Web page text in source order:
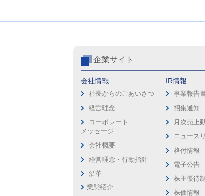
企業サイト
会社情報
社長からのごあいさつ
経営理念
コーポレート
メッセージ
会社概要
経営理念・行動指針
沿革
業態紹介
IR情報
事業報告
招集通知
月次売上
ニュース
格付情報
電子公告
株主優待
株価情報